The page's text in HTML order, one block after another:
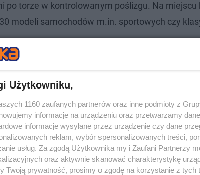
po torze w kontrolowanym poślizgu. Na
modeli samochodów m.in. sportowych czy
Użytkowniku,
1160 zaufanych partnerów oraz inne podmioty z
informacje na urządzeniu oraz przetwarzamy
informacje wysyłane przez urządzenie czy dane
reklam, wybór spersonalizowanych treści,
usług. Za zgodą Użytkownika my i Zaufani Partnerzy
oraz aktywnie skanować charakterystykę
Twoją prywatność, prosimy o zgodę na korzystanie z tych